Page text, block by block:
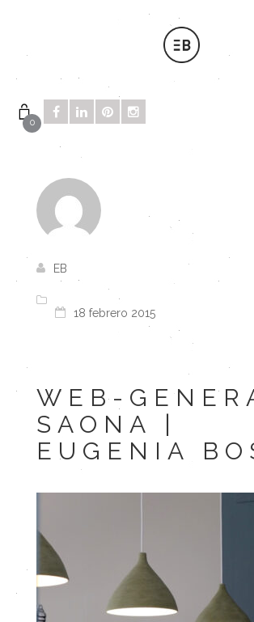
0
EB
18 febrero 2015
WEB-
SAONA |
EUGENIA